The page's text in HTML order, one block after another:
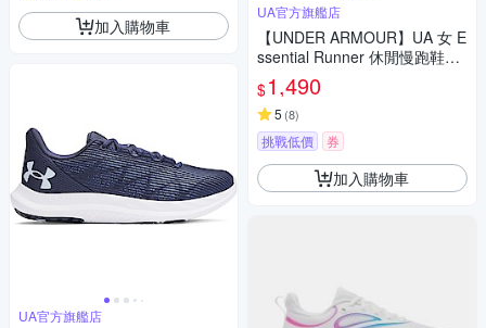
加入購物車
UA官方旗艦店
UA官方旗艦店
【UNDER ARMOUR】UA 女 E
ssential Runner 休閒慢跑鞋_3
028409-104
$1,490
5 (8)
挑戰低價 券
加入購物車